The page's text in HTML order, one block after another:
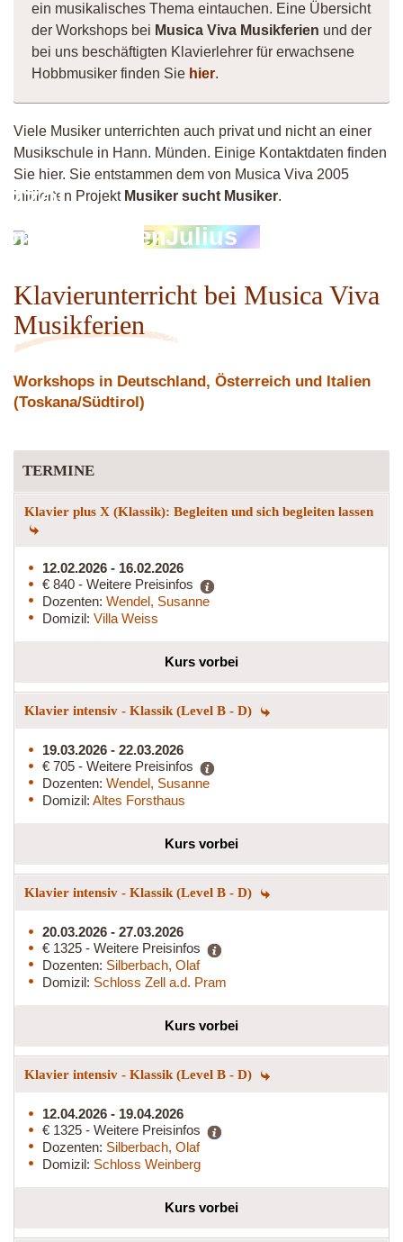
ein musikalisches Thema eintauchen. Eine Übersicht
der Workshops bei Musica Viva Musikferien und der
bei uns beschäftigten Klavierlehrer für erwachsene
Hobbmusiker finden Sie hier.
Viele Musiker unterrichten auch privat und nicht an einer
Musikschule in Hann. Münden. Einige Kontaktdaten finden
Sie hier. Sie entstammen dem von Musica Viva 2005
initiierten Projekt Musiker sucht Musiker.
Julius
Klavierunterricht bei Musica Viva
Musikferien
Workshops in Deutschland, Österreich und Italien
(Toskana/Südtirol)
TERMINE
Klavier plus X (Klassik): Begleiten und sich begleiten lassen
12.02.2026 - 16.02.2026
€ 840 - Weitere Preisinfos
Dozenten: Wendel, Susanne
Domizil: Villa Weiss
Kurs vorbei
Klavier intensiv - Klassik (Level B - D)
19.03.2026 - 22.03.2026
€ 705 - Weitere Preisinfos
Dozenten: Wendel, Susanne
Domizil: Altes Forsthaus
Kurs vorbei
Klavier intensiv - Klassik (Level B - D)
20.03.2026 - 27.03.2026
€ 1325 - Weitere Preisinfos
Dozenten: Silberbach, Olaf
Domizil: Schloss Zell a.d. Pram
Kurs vorbei
Klavier intensiv - Klassik (Level B - D)
12.04.2026 - 19.04.2026
€ 1325 - Weitere Preisinfos
Dozenten: Silberbach, Olaf
Domizil: Schloss Weinberg
Kurs vorbei